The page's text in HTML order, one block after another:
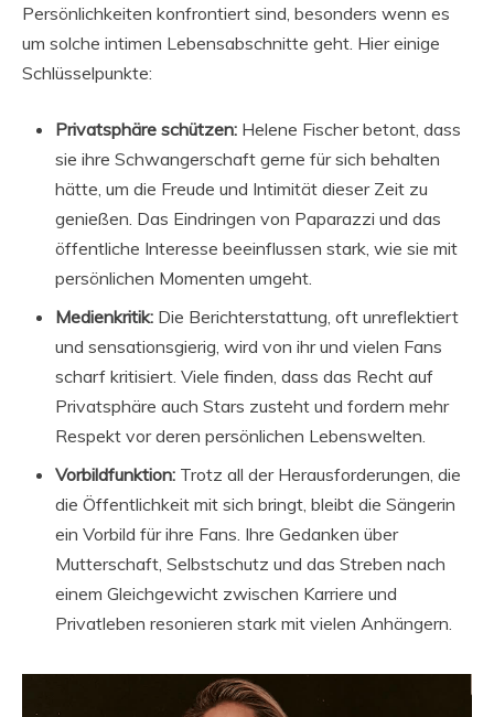
Persönlichkeiten konfrontiert sind, besonders wenn es
um solche intimen Lebensabschnitte geht. Hier einige
Schlüsselpunkte:
Privatsphäre schützen: Helene Fischer betont, dass
sie ihre Schwangerschaft gerne für sich behalten
hätte, um die Freude und Intimität dieser Zeit zu
genießen. Das Eindringen von Paparazzi und das
öffentliche Interesse beeinflussen stark, wie sie mit
persönlichen Momenten umgeht.
Medienkritik: Die Berichterstattung, oft unreflektiert
und sensationsgierig, wird von ihr und vielen Fans
scharf kritisiert. Viele finden, dass das Recht auf
Privatsphäre auch Stars zusteht und fordern mehr
Respekt vor deren persönlichen Lebenswelten.
Vorbildfunktion: Trotz all der Herausforderungen, die
die Öffentlichkeit mit sich bringt, bleibt die Sängerin
ein Vorbild für ihre Fans. Ihre Gedanken über
Mutterschaft, Selbstschutz und das Streben nach
einem Gleichgewicht zwischen Karriere und
Privatleben resonieren stark mit vielen Anhängern.